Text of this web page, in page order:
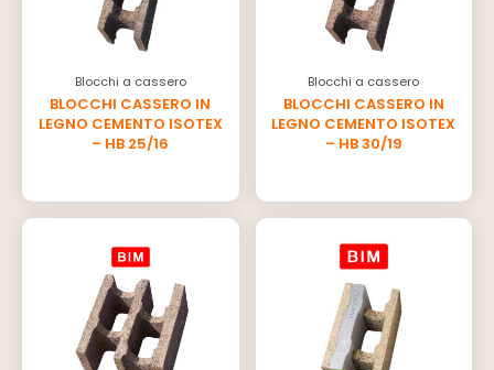
Blocchi a cassero
BLOCCHI CASSERO IN
LEGNO CEMENTO ISOTEX
– HB 25/16
Blocchi a cassero
BLOCCHI CASSERO IN
LEGNO CEMENTO ISOTEX
– HB 30/19